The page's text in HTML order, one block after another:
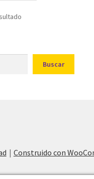
Buscar
Construido con